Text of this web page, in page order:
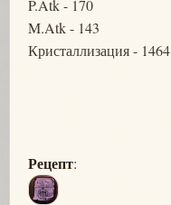
P.Atk - 170
M.Atk - 143
Кристаллизация - 1464
Рецепт: